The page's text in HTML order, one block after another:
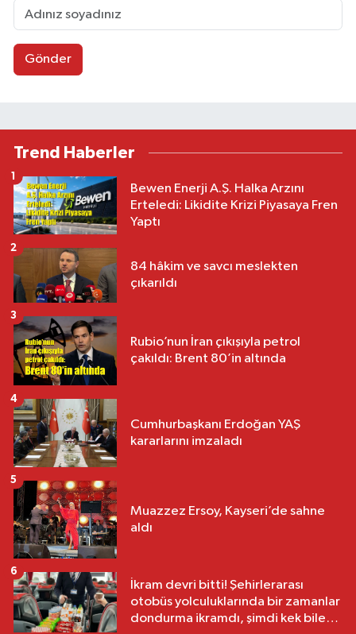
Gönder
Trend Haberler
Bewen Enerji A.Ş. Halka Arzını
Erteledi: Likidite Krizi Piyasaya Fren
Yaptı
1
84 hâkim ve savcı meslekten
çıkarıldı
2
Rubio’nun İran çıkışıyla petrol
çakıldı: Brent 80’in altında
3
Cumhurbaşkanı Erdoğan YAŞ
kararlarını imzaladı
4
Muazzez Ersoy, Kayseri’de sahne
aldı
5
İkram devri bitti! Şehirlerarası
otobüs yolculuklarında bir zamanlar
dondurma ikramdı, şimdi kek bile
6